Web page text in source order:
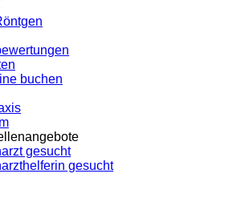
buchen
gesucht
gesucht